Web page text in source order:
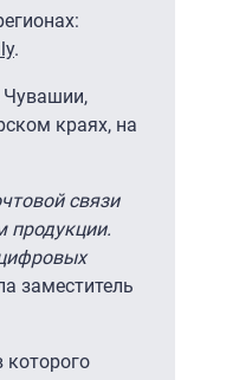
.
Чувашии,
краях, на
связи
продукции.
заместитель
которого